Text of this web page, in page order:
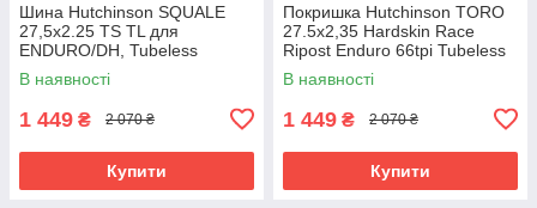
Шина Hutchinson SQUALE
27,5x2.25 TS TL для
ENDURO/DH, Tubeless
Ready, 2.25 дюйма
В наявності
1 449 ₴ 2 070 ₴
Купити
Покришка Hutchinson TORO
27.5х2,35 Hardskin Race
Ripost Enduro 66tpi Tubeless
Ready Складна Black
В наявності
1 449 ₴ 2 070 ₴
Купити